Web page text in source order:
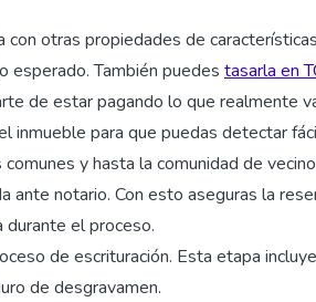
con otras propiedades de
esperado. También puedes tasarla en
de estar pagando lo que realmente
inmueble para que puedas detectar
y hasta la comunidad de
ante notario. Con esto aseguras la
el proceso.
de escrituración. Esta etapa
de desgravamen.